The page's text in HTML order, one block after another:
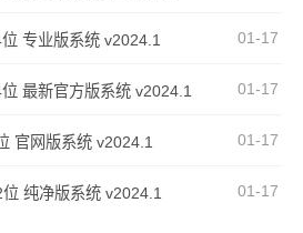
专业版系统 v2024.1 01-17
最新官方版系统 v2024.1 01-17
官网版系统 v2024.1 01-17
纯净版系统 v2024.1 01-17